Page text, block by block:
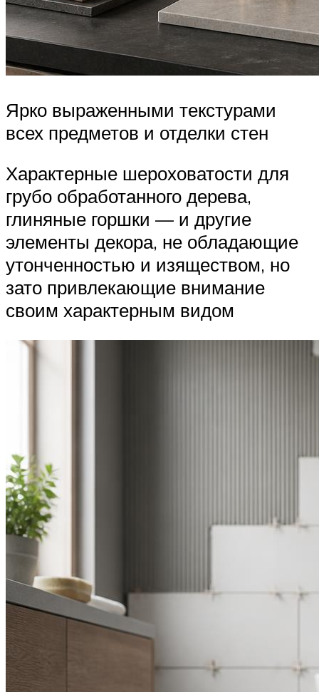
Ярко выраженными текстурами
всех предметов и отделки стен
Характерные шероховатости для
грубо обработанного дерева,
глиняные горшки — и другие
элементы декора, не обладающие
утонченностью и изяществом, но
зато привлекающие внимание
своим характерным видом